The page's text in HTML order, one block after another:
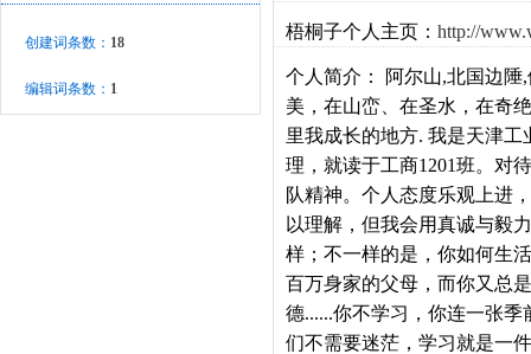
创建词条数： 18
编辑词条数： 1
梧桐子个人主页： http://
个人简介：
阿尔山,北国边陲
美，在山峦、在圣水，在奇
里我成长的地方. 我是天津
理，就读于工商1201班。对
队精神。个人态度乐观上进
以理解，但我会用真诚与毅
样；不一样的是，你如何生
百万身家的父母，而你又总
德......你不学习，你连一张
们不需要迷茫，学习就是一